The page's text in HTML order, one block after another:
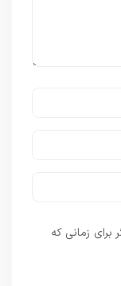
زمانی که